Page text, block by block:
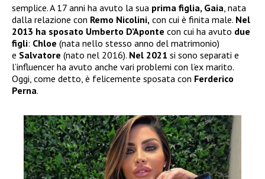
semplice. A 17 anni ha avuto la sua prima figlia, Gaia , nata
dalla relazione con Remo Nicolini, con cui è finita male. Nel
2013 ha sposato Umberto D’Aponte con cui ha avuto due
figli: Chloe (nata nello stesso anno del matrimonio)
e Salvatore (nato nel 2016). Nel 2021 si sono separati e
l’influencer ha avuto anche vari problemi con l’ex marito.
Oggi, come detto, è felicemente sposata con Ferderico
Perna.